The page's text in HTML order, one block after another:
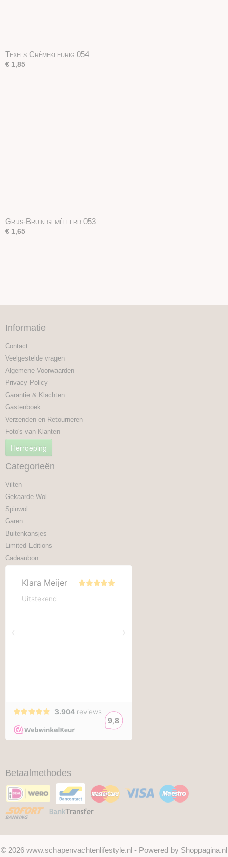
Texels Crèmekleurig 054
€ 1,85
Grijs-Bruin gemêleerd 053
€ 1,65
Informatie
Contact
Veelgestelde vragen
Algemene Voorwaarden
Privacy Policy
Garantie & Klachten
Gastenboek
Verzenden en Retourneren
Foto's van Klanten
Herroeping
Categorieën
Vilten
Gekaarde Wol
Spinwol
Garen
Buitenkansjes
Limited Editions
Cadeaubon
Betaalmethodes
© 2026 www.schapenvachtenlifestyle.nl - Powered by Shoppagina.nl